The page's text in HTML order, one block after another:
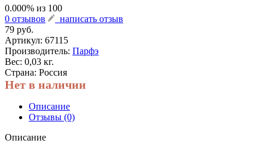
0.000% из 100
0 отзывов
написать отзыв
79 руб.
Артикул: 67115
Производитель: Парфэ
Вес: 0,03 кг.
Страна: Россия
Нет в наличии
Описание
Отзывы (0)
Описание